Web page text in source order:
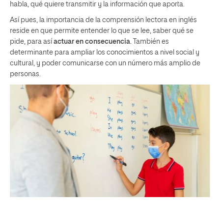
habla, qué quiere transmitir y la información que aporta.
Así pues, la importancia de la comprensión lectora en inglés
reside en que permite entender lo que se lee, saber qué se
pide, para así actuar en consecuencia . También es
determinante para ampliar los conocimientos a nivel social y
cultural, y poder comunicarse con un número más amplio de
personas.